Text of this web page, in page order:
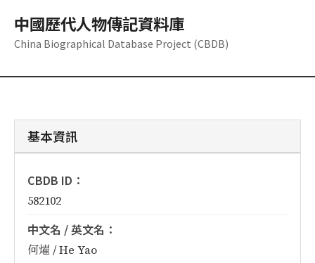
中國歷代人物傳記資料庫
China Biographical Database Project (CBDB)
基本資訊
CBDB ID：
582102
中文名 / 英文名：
何燿 / He Yao